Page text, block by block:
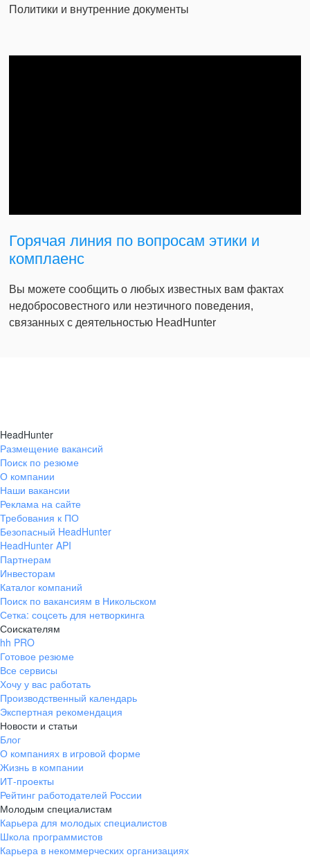
Политики и внутренние документы
Горячая линия по вопросам этики и
комплаенс
Вы можете сообщить о любых известных вам фактах
недобросовестного или неэтичного поведения,
связанных с деятельностью HeadHunter
HeadHunter
Размещение вакансий
Поиск по резюме
О компании
Наши вакансии
Реклама на сайте
Требования к ПО
Безопасный HeadHunter
HeadHunter API
Партнерам
Инвесторам
Каталог компаний
Поиск по вакансиям в Никольском
Сетка: соцсеть для нетворкинга
Соискателям
hh PRO
Готовое резюме
Все сервисы
Хочу у вас работать
Производственный календарь
Экспертная рекомендация
Новости и статьи
Блог
О компаниях в игровой форме
Жизнь в компании
ИТ-проекты
Рейтинг работодателей России
Молодым специалистам
Карьера для молодых специалистов
Школа программистов
Карьера в некоммерческих организациях